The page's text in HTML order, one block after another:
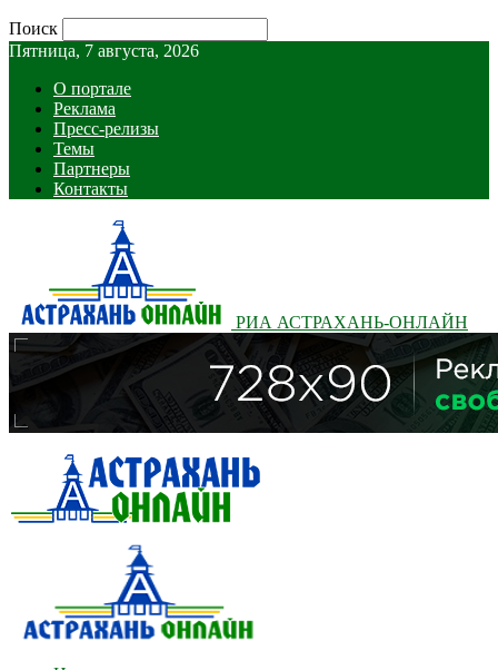
Поиск
Пятница, 7 августа, 2026
О портале
Реклама
Пресс-релизы
Темы
Партнеры
Контакты
РИА АСТРАХАНЬ-ОНЛАЙН